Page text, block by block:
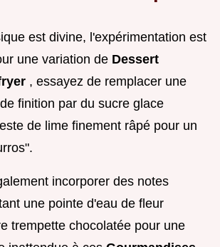
est divine, l'expérimentation est
une variation de Dessert
, essayez de remplacer une
finition par du sucre glace
de lime finement râpé pour un
incorporer des notes
une pointe d'eau de fleur
trempette chocolatée pour une